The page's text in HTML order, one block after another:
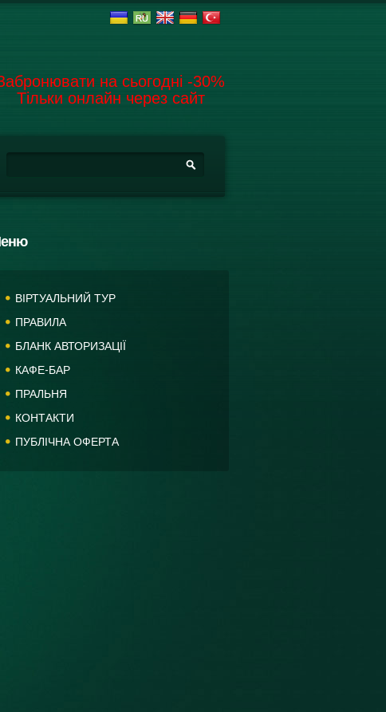
на сьогодні -30%
Тільки онлайн через сайт
ВІРТУАЛЬНИЙ ТУР
ПРАВИЛА
БЛАНК АВТОРИЗАЦІЇ
КАФЕ-БАР
ПРАЛЬНЯ
КОНТАКТИ
ПУБЛІЧНА ОФЕРТА